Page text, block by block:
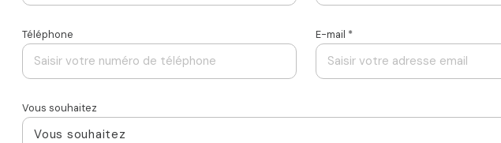
Téléphone E-mail *
Vous souhaitez
Vous souhaitez